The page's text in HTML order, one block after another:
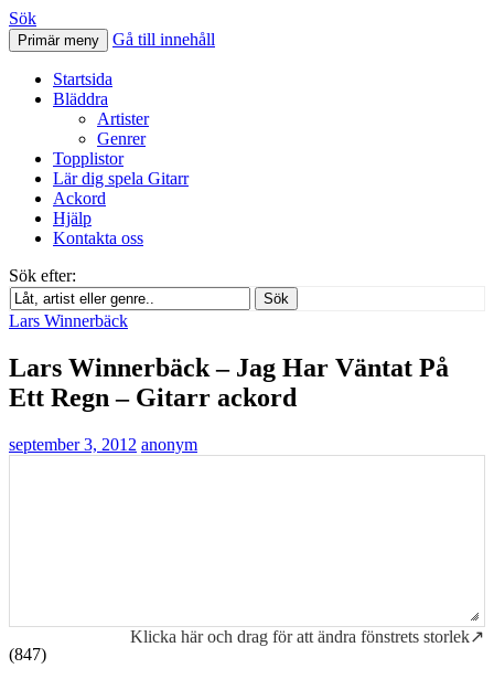
Svenskatabs.se
Sök
Primär meny Gå till innehåll
Startsida
Bläddra
Artister
Genrer
Topplistor
Lär dig spela Gitarr
Ackord
Hjälp
Kontakta oss
Sök efter:
Sök
Lars Winnerbäck
Lars Winnerbäck – Jag Har Väntat På
Ett Regn – Gitarr ackord
september 3, 2012 anonym
Klicka här och drag för att ändra fönstrets storlek↗
(847)